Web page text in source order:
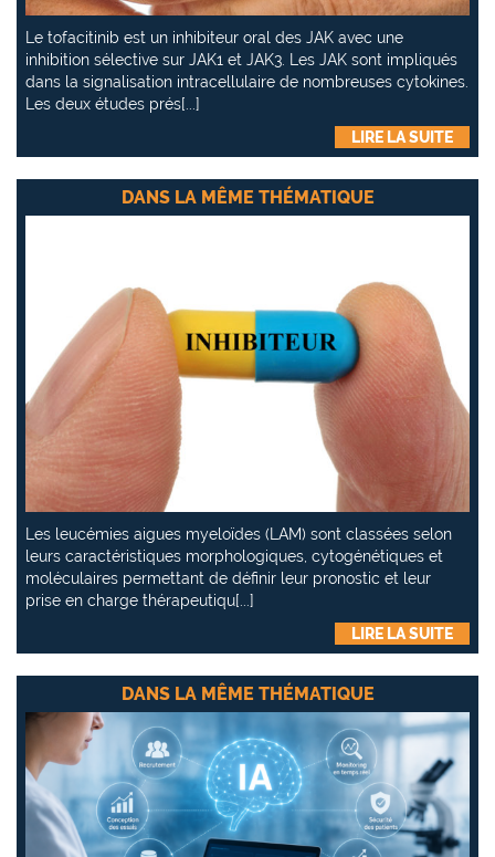
Le tofacitinib est un inhibiteur oral des JAK avec une
inhibition sélective sur JAK1 et JAK3. Les JAK sont impliqués
dans la signalisation intracellulaire de nombreuses cytokines.
Les deux études prés[...]
LIRE LA SUITE
DANS LA MÊME THÉMATIQUE
Les leucémies aigues myeloïdes (LAM) sont classées selon
leurs caractéristiques morphologiques, cytogénétiques et
moléculaires permettant de définir leur pronostic et leur
prise en charge thérapeutiqu[...]
LIRE LA SUITE
DANS LA MÊME THÉMATIQUE